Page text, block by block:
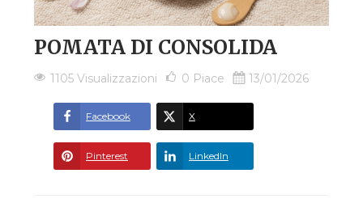
POMATA DI CONSOLIDA
1105 Visualizzazioni 0 Piace 13/01/2026
Facebook X
Pinterest LinkedIn